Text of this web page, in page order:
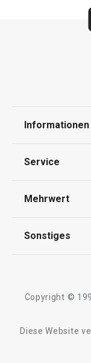
Informationen
Impressum
Service
Kontaktformular
Mehrwert
Qualität
Sonstiges
Barrierefreiheit
Copyright ©
Diese Website